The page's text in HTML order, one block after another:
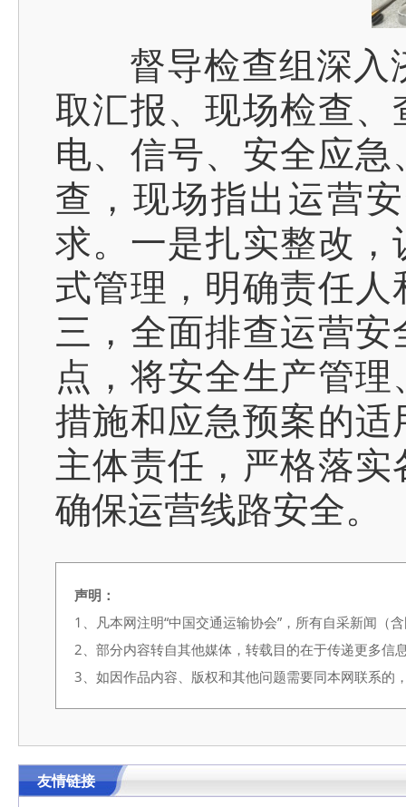
督导检查组深入
取汇报、现场检查
电、信号、安全应
查，现场指出运营
求。一是扎实整改
式管理，明确责任
三，全面排查运营
点，将安全生产管
措施和应急预案的
主体责任，严格落
确保运营线路安全。
声明：
1、凡本网注明“中国交通运输协会”，所有自采新闻（
2、部分内容转自其他媒体，转载目的在于传递更多信
3、如因作品内容、版权和其他问题需要同本网联系
友情链接